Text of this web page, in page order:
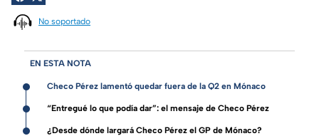
No soportado
EN ESTA NOTA
Checo Pérez lamentó quedar fuera de la Q2 en Mónaco
“Entregué lo que podía dar”: el mensaje de Checo Pérez
¿Desde dónde largará Checo Pérez el GP de Mónaco?